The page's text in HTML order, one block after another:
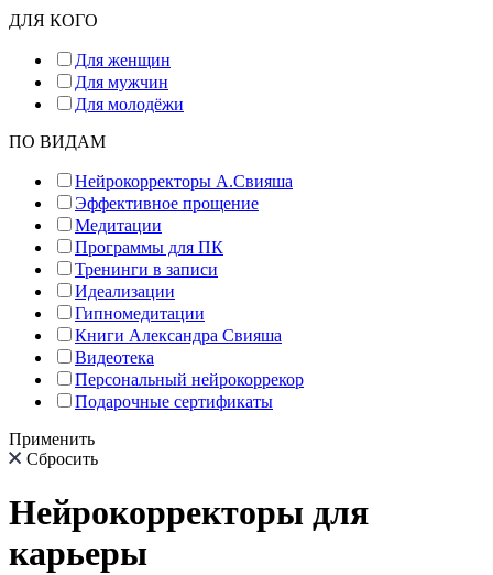
ДЛЯ КОГО
Для женщин
Для мужчин
Для молодёжи
ПО ВИДАМ
Нейрокорректоры А.Свияша
Эффективное прощение
Медитации
Программы для ПК
Тренинги в записи
Идеализации
Гипномедитации
Книги Александра Свияша
Видеотека
Персональный нейрокоррекор
Подарочные сертификаты
Применить
Сбросить
Нейрокорректоры для
карьеры